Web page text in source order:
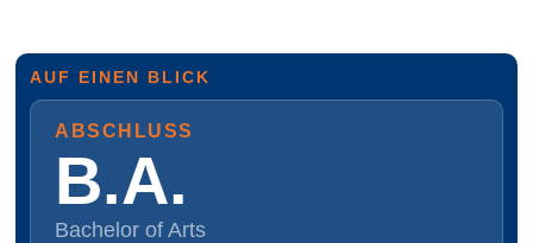
AUF EINEN BLICK
ABSCHLUSS
B.A.
Bachelor of Arts